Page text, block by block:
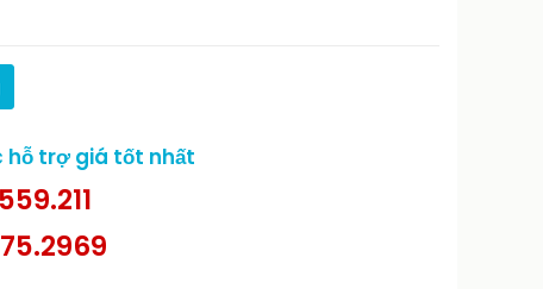
hỗ trợ giá tốt nhất